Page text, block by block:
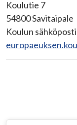
Koulutie 7
54800 Savitaipale
Koulun